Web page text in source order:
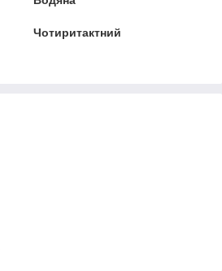
Чотиритактний